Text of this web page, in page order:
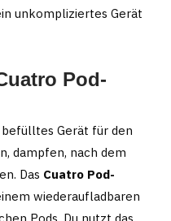
unkompliziertes Gerät
Pod-
Gerät für den
dampfen, nach dem
Das Cuatro Pod-
wiederaufladbaren